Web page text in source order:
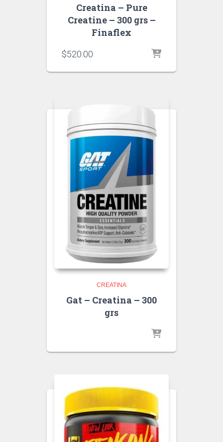
Creatina – Pure
Creatine – 300 grs –
Finaflex
$520.00
CREATINA
Gat – Creatina – 300
grs